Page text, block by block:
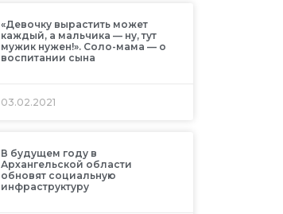
«Девочку вырастить может
каждый, а мальчика — ну, тут
мужик нужен!». Соло-мама — о
воспитании сына
03.02.2021
В будущем году в
Архангельской области
обновят социальную
инфраструктуру